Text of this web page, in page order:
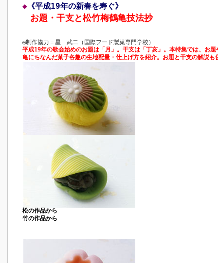
◆《平成19年の新春を寿ぐ》
お題・干支と松竹梅鶴亀技法抄
◎制作協力＝星 武二（国際フード製菓専門学校）
平成19年の歌会始めのお題は「月」。干支は「丁亥」。本特集では、お題
亀にちなんだ菓子各趣の生地配量・仕上げ方を紹介。お題と干支の解説も
松の作品から
竹の作品から